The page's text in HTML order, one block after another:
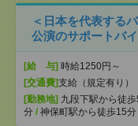
＜日本を代表する
公演のサポートバ
[給 与] 時給1250円～
[交通費]支給（規定有り）
[勤務地] 九段下駅から徒
分 / 神保町駅から徒歩15分